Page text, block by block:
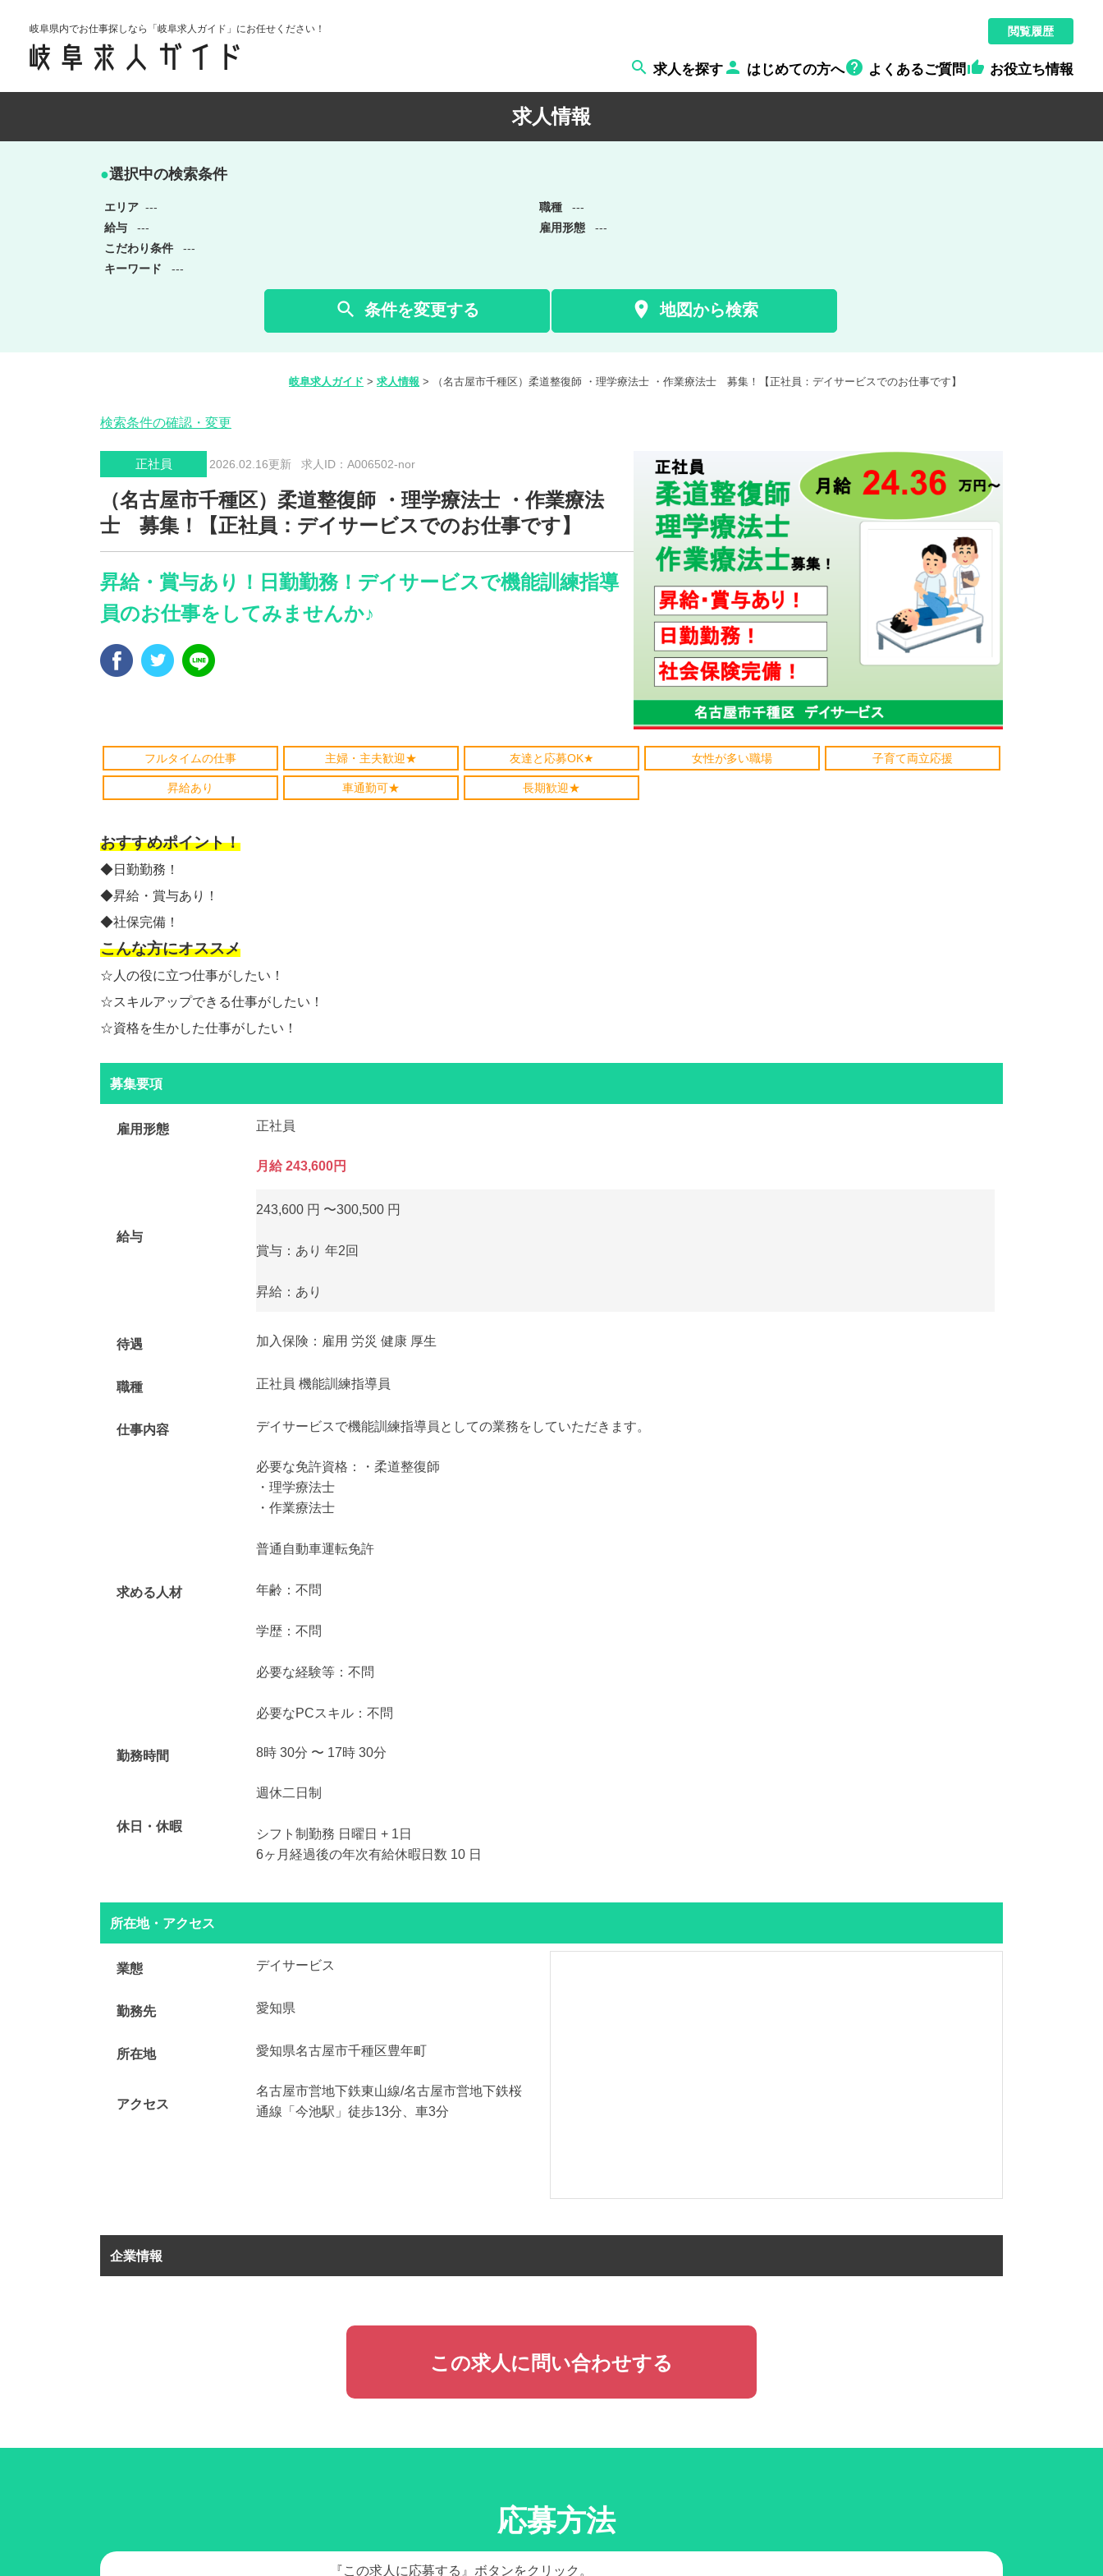
岐阜県内でお仕事探しなら「岐阜求人ガイド」にお任せください！ 閲覧履歴
 求人を探す  はじめての方へ よくあるご質問  お役立ち情報
求人情報
●選択中の検索条件
エリア --- 職種
---
給与
--- 雇用形態
---
こだわり条件
---
キーワード
---
 条件を変更する  地図から検索
岐阜求人ガイド > 求人情報 > （名古屋市千種区）柔道整復師 ・理学療法士 ・作業療法士 募集！【正社員：デイサービスでのお仕事です】
検索条件の確認・変更
正社員 2026.02.16更新 求人ID：A006502-nor
（名古屋市千種区）柔道整復師 ・理学療法士 ・作業療法
士 募集！【正社員：デイサービスでのお仕事です】
昇給・賞与あり！日勤勤務！デイサービスで機能訓練指導
員のお仕事をしてみませんか♪
フルタイムの仕事 主婦・主夫歓迎★ 友達と応募OK★ 女性が多い職場 子育て両立応援
昇給あり 車通勤可★ 長期歓迎★
おすすめポイント！
◆日勤勤務！
◆昇給・賞与あり！
◆社保完備！
こんな方にオススメ
☆人の役に立つ仕事がしたい！
☆スキルアップできる仕事がしたい！
☆資格を生かした仕事がしたい！
募集要項
雇用形態 正社員
給与
月給 243,600円
243,600 円 〜300,500 円
賞与：あり 年2回
昇給：あり
待遇 加入保険：雇用 労災 健康 厚生
職種 正社員 機能訓練指導員
仕事内容 デイサービスで機能訓練指導員としての業務をしていただきます。
求める人材
必要な免許資格：・柔道整復師
・理学療法士
・作業療法士
普通自動車運転免許
年齢：不問
学歴：不問
必要な経験等：不問
必要なPCスキル：不問
勤務時間 8時 30分 〜 17時 30分
休日・休暇
週休二日制
シフト制勤務 日曜日 + 1日
6ヶ月経過後の年次有給休暇日数 10 日
所在地・アクセス
業態 デイサービス
勤務先 愛知県
所在地 愛知県名古屋市千種区豊年町
アクセス
名古屋市営地下鉄東山線/名古屋市営地下鉄桜
通線「今池駅」徒歩13分、車3分
企業情報
この求人に問い合わせする
応募方法
『この求人に応募する』ボタンをクリック。